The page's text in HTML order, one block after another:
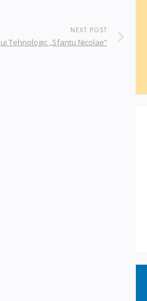
NEXT POST
Tehnologic „Sfantu Nicolae”